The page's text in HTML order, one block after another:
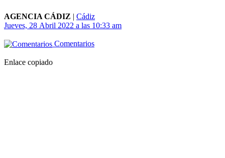
AGENCIA CÁDIZ | Cádiz
Jueves, 28 Abril 2022 a las 10:33 am
Comentarios
Enlace copiado